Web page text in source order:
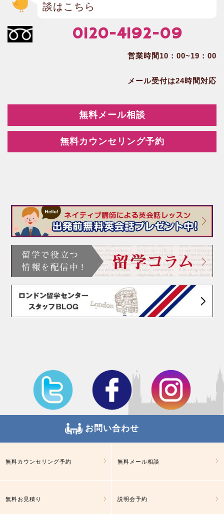
談はこちら
0120-4192-09
営業時間10：00~19：00
メール受付は24時間対応
無料メール相談
無料カウンセリング予約
お問い合わせ
無料カウンセリング予約 無料メール相談
無料お見積り 説明会予約